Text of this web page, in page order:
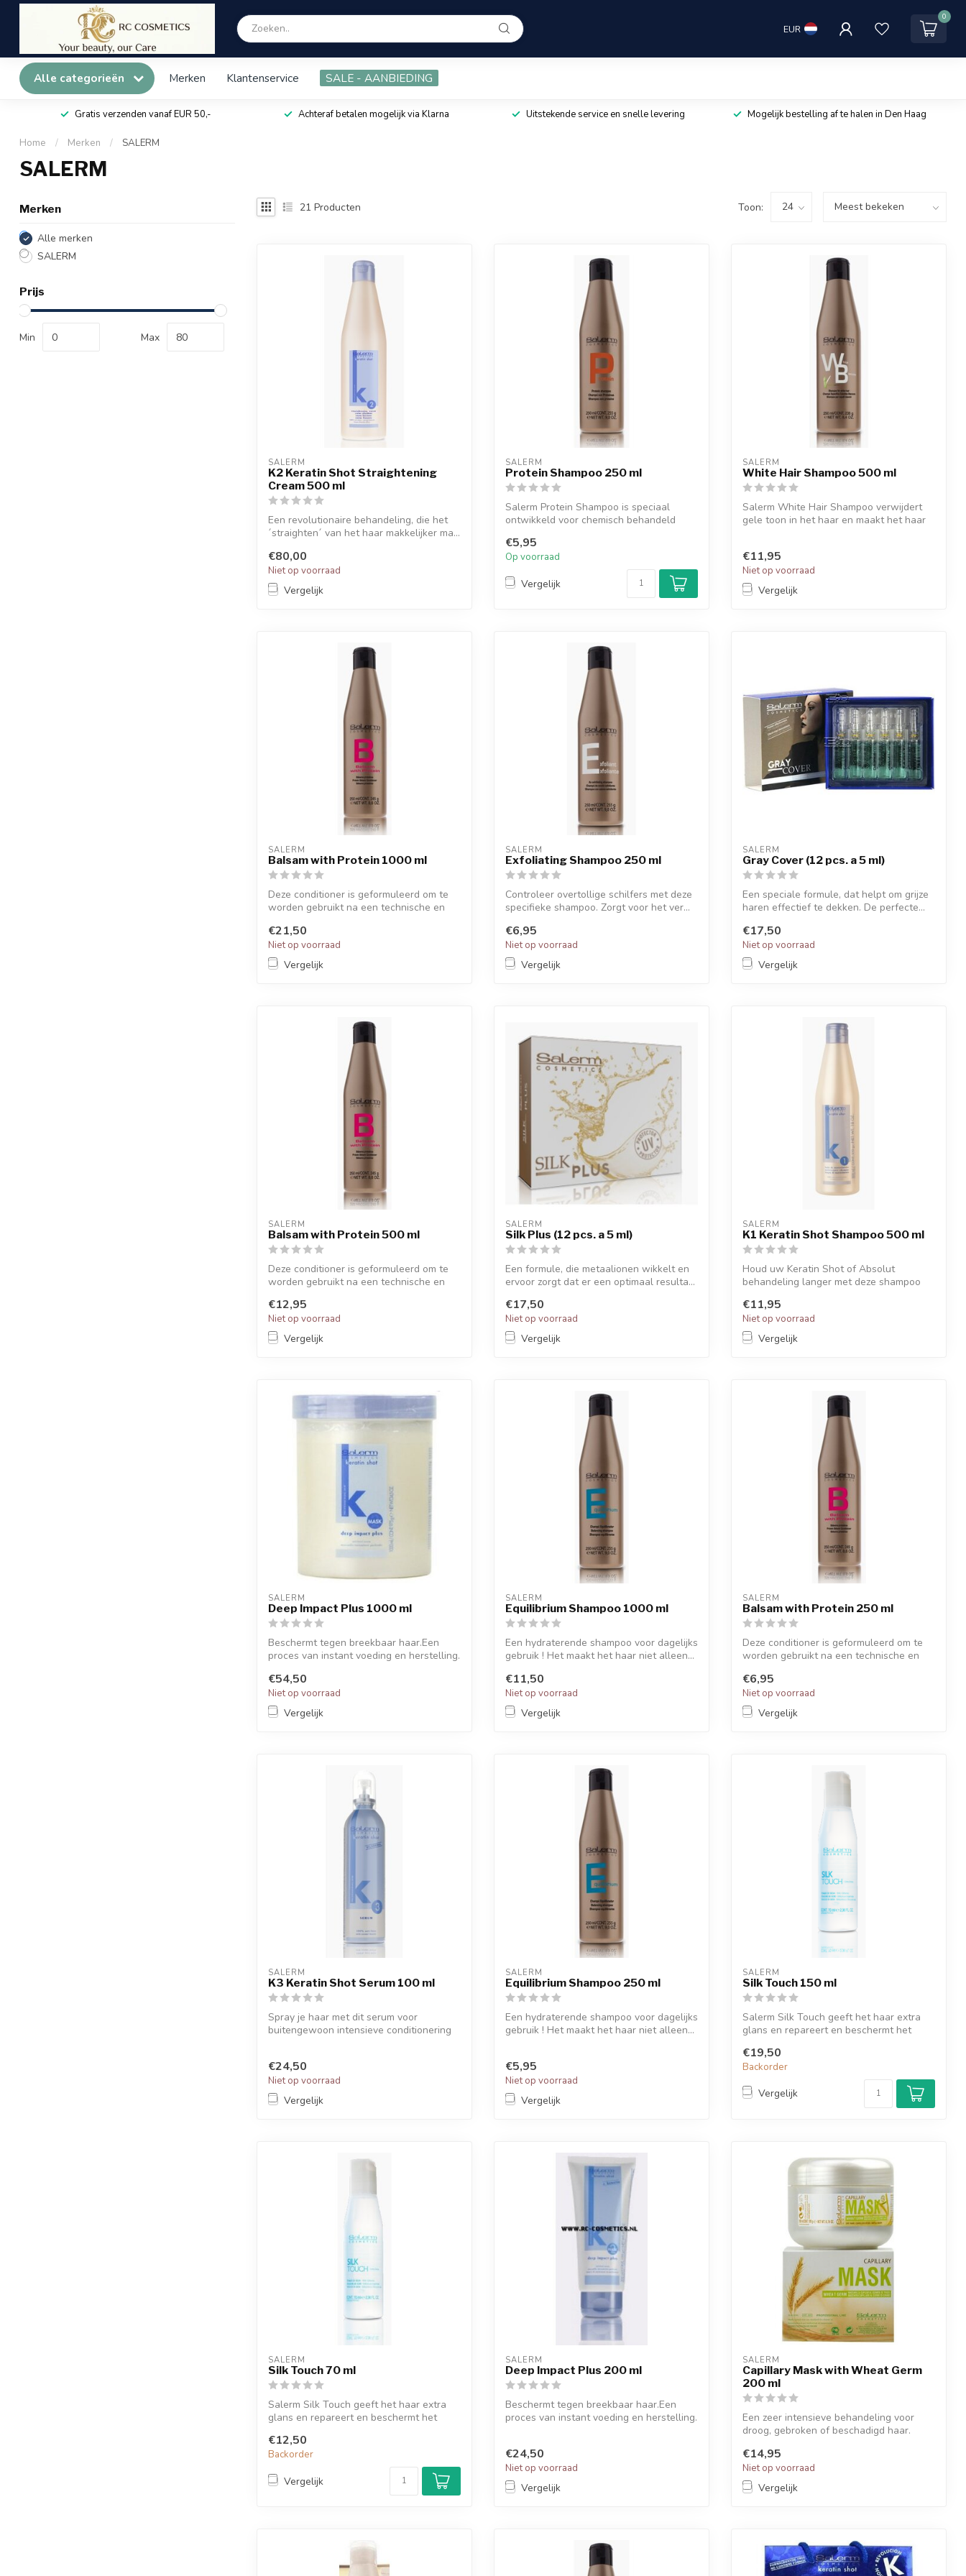
EUR
0
Alle categorieën Merken Klantenservice SALE - AANBIEDING
Gratis verzenden vanaf EUR 50,- Achteraf betalen mogelijk via Klarna Uitstekende service en snelle levering Mogelijk bestelling af te halen in Den Haag
Home / Merken / SALERM
SALERM
Merken
Alle merken
SALERM
Prijs
Min Max
21 Producten Toon:
SALERM
K2 Keratin Shot Straightening
Cream 500 ml
Een revolutionaire behandeling, die het
´straighten´ van het haar makkelijker ma...
€80,00
Niet op voorraad
Vergelijk
SALERM
Protein Shampoo 250 ml
Salerm Protein Shampoo is speciaal
ontwikkeld voor chemisch behandeld
€5,95
Op voorraad
Vergelijk
SALERM
White Hair Shampoo 500 ml
Salerm White Hair Shampoo verwijdert
gele toon in het haar en maakt het haar
€11,95
Niet op voorraad
Vergelijk
SALERM
Balsam with Protein 1000 ml
Deze conditioner is geformuleerd om te
worden gebruikt na een technische en
€21,50
Niet op voorraad
Vergelijk
SALERM
Exfoliating Shampoo 250 ml
Controleer overtollige schilfers met deze
specifieke shampoo. Zorgt voor het ver...
€6,95
Niet op voorraad
Vergelijk
SALERM
Gray Cover (12 pcs. a 5 ml)
Een speciale formule, dat helpt om grijze
haren effectief te dekken. De perfecte...
€17,50
Niet op voorraad
Vergelijk
SALERM
Balsam with Protein 500 ml
Deze conditioner is geformuleerd om te
worden gebruikt na een technische en
€12,95
Niet op voorraad
Vergelijk
SALERM
Silk Plus (12 pcs. a 5 ml)
Een formule, die metaalionen wikkelt en
ervoor zorgt dat er een optimaal resulta...
€17,50
Niet op voorraad
Vergelijk
SALERM
K1 Keratin Shot Shampoo 500 ml
Houd uw Keratin Shot of Absolut
behandeling langer met deze shampoo
€11,95
Niet op voorraad
Vergelijk
SALERM
Deep Impact Plus 1000 ml
Beschermt tegen breekbaar haar.Een
proces van instant voeding en herstelling.
€54,50
Niet op voorraad
Vergelijk
SALERM
Equilibrium Shampoo 1000 ml
Een hydraterende shampoo voor dagelijks
gebruik ! Het maakt het haar niet alleen...
€11,50
Niet op voorraad
Vergelijk
SALERM
Balsam with Protein 250 ml
Deze conditioner is geformuleerd om te
worden gebruikt na een technische en
€6,95
Niet op voorraad
Vergelijk
SALERM
K3 Keratin Shot Serum 100 ml
Spray je haar met dit serum voor
buitengewoon intensieve conditionering
€24,50
Niet op voorraad
Vergelijk
SALERM
Equilibrium Shampoo 250 ml
Een hydraterende shampoo voor dagelijks
gebruik ! Het maakt het haar niet alleen...
€5,95
Niet op voorraad
Vergelijk
SALERM
Silk Touch 150 ml
Salerm Silk Touch geeft het haar extra
glans en repareert en beschermt het
€19,50
Backorder
Vergelijk
SALERM
Silk Touch 70 ml
Salerm Silk Touch geeft het haar extra
glans en repareert en beschermt het
€12,50
Backorder
Vergelijk
SALERM
Deep Impact Plus 200 ml
Beschermt tegen breekbaar haar.Een
proces van instant voeding en herstelling.
€24,50
Niet op voorraad
Vergelijk
SALERM
Capillary Mask with Wheat Germ
200 ml
Een zeer intensieve behandeling voor
droog, gebroken of beschadigd haar.
€14,95
Niet op voorraad
Vergelijk